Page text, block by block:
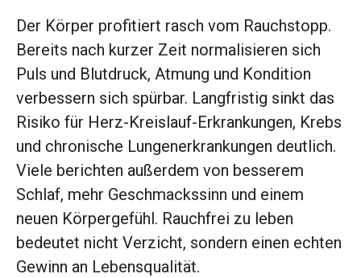
Der Körper profitiert rasch vom Rauchstopp.
Bereits nach kurzer Zeit normalisieren sich
Puls und Blutdruck, Atmung und Kondition
verbessern sich spürbar. Langfristig sinkt das
Risiko für Herz-Kreislauf-Erkrankungen, Krebs
und chronische Lungenerkrankungen deutlich.
Viele berichten außerdem von besserem
Schlaf, mehr Geschmackssinn und einem
neuen Körpergefühl. Rauchfrei zu leben
bedeutet nicht Verzicht, sondern einen echten
Gewinn an Lebensqualität.